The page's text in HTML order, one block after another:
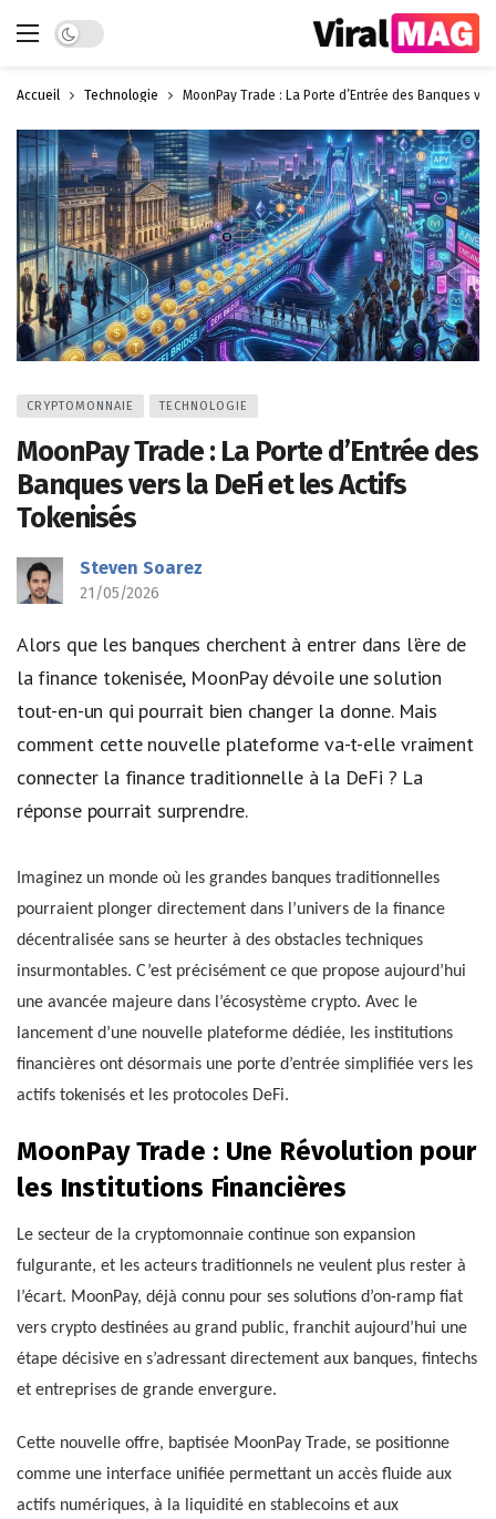
Dark mode
Accueil Technologie MoonPay Trade : La Porte d’Entrée des Banques
CRYPTOMONNAIE TECHNOLOGIE
MoonPay Trade : La Porte d’Entrée des
Banques vers la DeFi et les Actifs
Tokenisés
Steven Soarez
21/05/2026
Alors que les banques cherchent à entrer dans l'ère de
la finance tokenisée, MoonPay dévoile une solution
tout-en-un qui pourrait bien changer la donne. Mais
comment cette nouvelle plateforme va-t-elle vraiment
connecter la finance traditionnelle à la DeFi ? La
réponse pourrait surprendre.
Imaginez un monde où les grandes banques traditionnelles
pourraient plonger directement dans l’univers de la finance
décentralisée sans se heurter à des obstacles techniques
insurmontables. C’est précisément ce que propose aujourd’hui
une avancée majeure dans l’écosystème crypto. Avec le
lancement d’une nouvelle plateforme dédiée, les institutions
financières ont désormais une porte d’entrée simplifiée vers les
actifs tokenisés et les protocoles DeFi.
MoonPay Trade : Une Révolution pour
les Institutions Financières
Le secteur de la cryptomonnaie continue son expansion
fulgurante, et les acteurs traditionnels ne veulent plus rester à
l’écart. MoonPay, déjà connu pour ses solutions d’on-ramp fiat
vers crypto destinées au grand public, franchit aujourd’hui une
étape décisive en s’adressant directement aux banques, fintechs
et entreprises de grande envergure.
Cette nouvelle offre, baptisée MoonPay Trade, se positionne
comme une interface unifiée permettant un accès fluide aux
actifs numériques, à la liquidité en stablecoins et aux